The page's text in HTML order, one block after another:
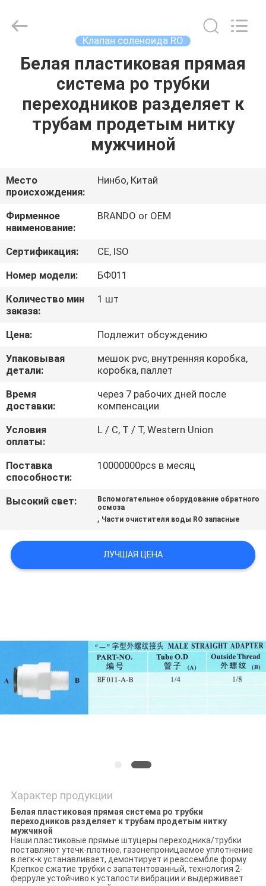
ДОМОЙ
ПРОДУКТЫ
ЭКСКУРСИЯ
ПО
ЗАВОДУ
КОНТРОЛЬ
КАЧЕСТВА
СВЯЖИТЕСЬ
С
НАМИ
ЗАПРОСИТЕ
ЦИТАТУ
COMPANY
САЙТА
Reserved.
Клапан соленоида RO
Белая пластиковая прямая
система ро трубки
переходников разделяет к
трубам продетым нитку
мужчиной
Место
происхождения:
Нинбо, Китай
Фирменное
наименование:
BRANDO or OEM
Сертификация:
CE, ISO
Номер модели:
БФ011
Количество мин
заказа:
1 шт
Цена:
Подлежит обсуждению
Упаковывая
детали:
мешок pvc, внутренняя коробка,
коробка, паллет
Время
доставки:
через 7 рабочих дней после
компенсации
Условия
оплаты:
L / C, T / T, Western Union
Поставка
способности:
10000000pcs в месяц
Высокий свет:
Вспомогательное оборудование обратного
осмоза
, Части очистителя воды RO запасные
ЛУЧШАЯ ЦЕНА
Характер продукции
Белая пластиковая прямая система ро трубки
переходников разделяет к трубам продетым нитку
мужчиной
Наши пластиковые прямые штуцеры переходника/трубки
поставляют утечк-плотное, газонепроницаемое уплотнение
в легк-к устанавливает, демонтирует и реассембле форму.
Крепкое сжатие трубки с запатентованный, технология 2-
ферруле устойчиво к усталости вибрации и выдерживает